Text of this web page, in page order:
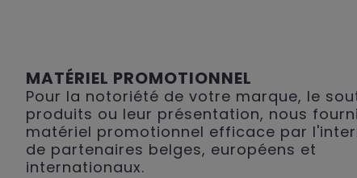
MATÉRIEL PROMOTIONNEL
Pour la notoriété de votre marque, le
produits ou leur présentation, nous
matériel promotionnel efficace par
de partenaires belges, européens et
internationaux.